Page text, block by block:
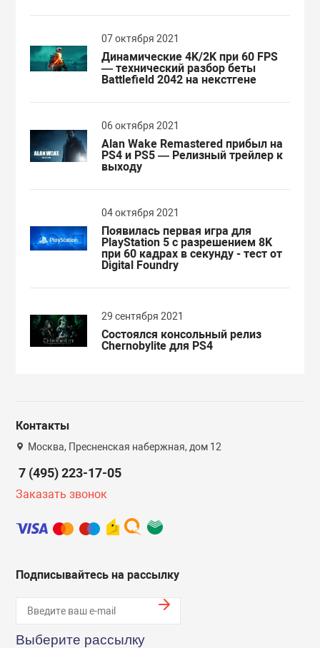
07 октября 2021
Динамические 4K/2K при 60 FPS
— технический разбор беты
Battlefield 2042 на некстгене
06 октября 2021
Alan Wake Remastered прибыл на
PS4 и PS5 — Релизный трейлер к
выходу
04 октября 2021
Появилась первая игра для
PlayStation 5 с разрешением 8K
при 60 кадрах в секунду - тест от
Digital Foundry
29 сентября 2021
Состоялся консольный релиз
Chernobylite для PS4
Контакты
Москва, Пресненская набержная, дом 12
7 (495) 223-17-05
Заказать звонок
Подписывайтесь на рассылку
Выберите рассылку